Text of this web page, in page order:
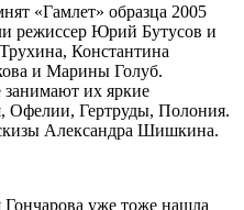
«Гамлет» образца 2005
режиссер Юрий Бутусов и
Константина
и Марины Голуб.
занимают их яркие
Офелии, Гертруды, Полония.
Александра Шишкина.
уже тоже нашла